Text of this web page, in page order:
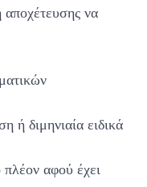
αποχέτευσης να
ή διμηνιαία ειδικά
πλέον αφού έχει